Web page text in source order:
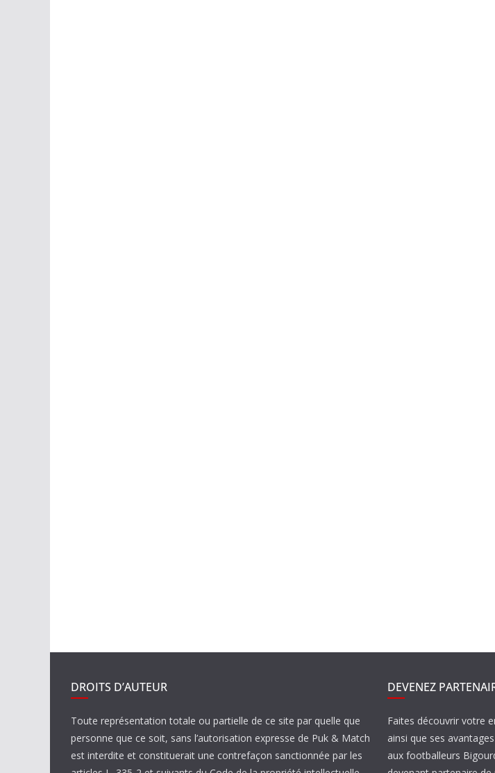
DROITS D’AUTEUR
Toute représentation totale ou partielle de ce site par quelle que
personne que ce soit, sans l’autorisation expresse de Puk & Match
est interdite et constituerait une contrefaçon sanctionnée par les
DEVENEZ
Faites découvrir votre
ainsi que ses
aux footballeurs